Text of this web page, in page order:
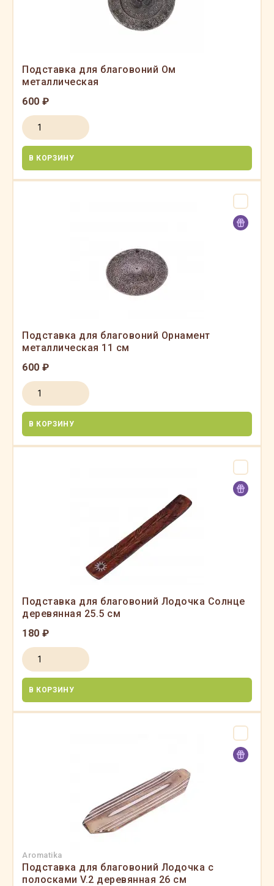
Подставка для благовоний Ом
металлическая
600 ₽
В КОРЗИНУ
Подставка для благовоний Орнамент
металлическая 11 см
600 ₽
В КОРЗИНУ
Подставка для благовоний Лодочка Солнце
деревянная 25.5 см
180 ₽
В КОРЗИНУ
Aromatika
Подставка для благовоний Лодочка с
полосками V.2 деревянная 26 см